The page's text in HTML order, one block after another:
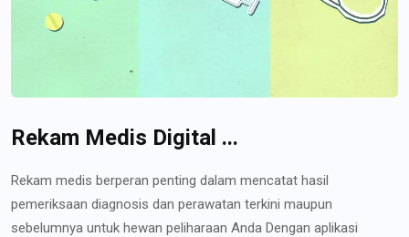
Rekam Medis Digital ...
Rekam medis berperan penting dalam mencatat hasil
pemeriksaan diagnosis dan perawatan terkini maupun
sebelumnya untuk hewan peliharaan Anda Dengan aplikasi